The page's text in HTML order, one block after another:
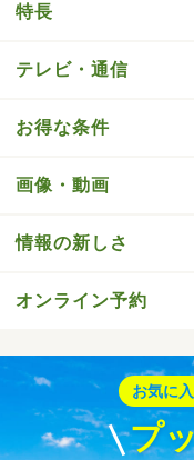
特長
テレビ・通信
お得な条件
画像・動画
情報の新しさ
オンライン予約
お気に
プ